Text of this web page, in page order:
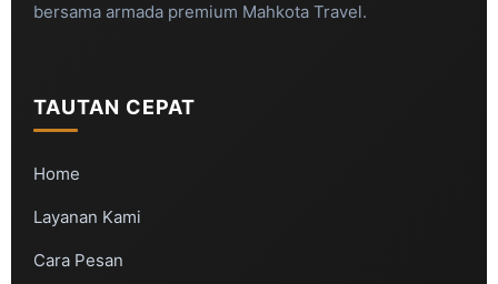
bersama armada premium Mahkota Travel.
TAUTAN CEPAT
Home
Layanan Kami
Cara Pesan